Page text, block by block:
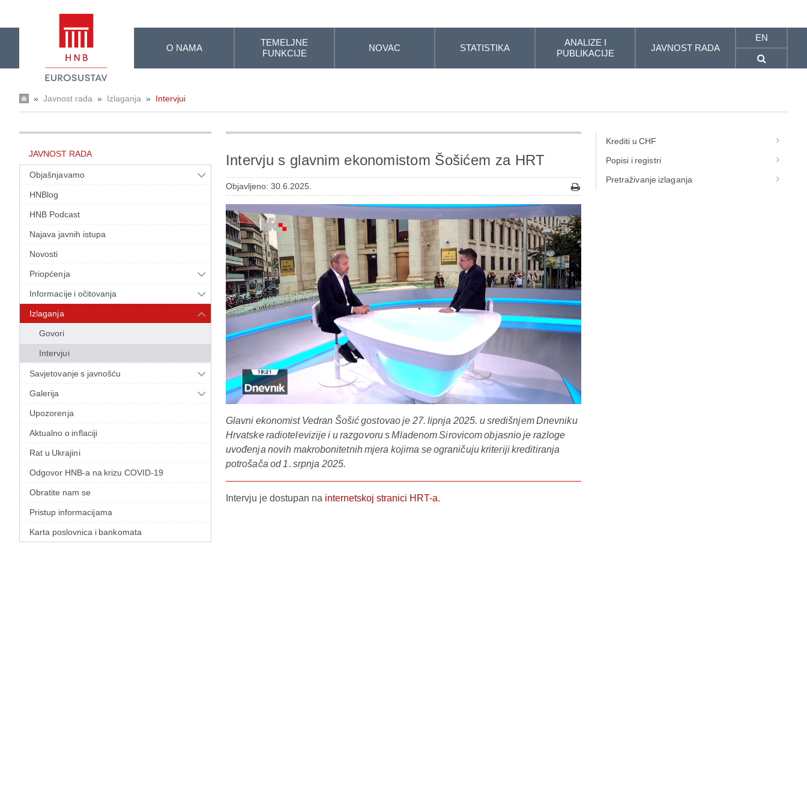
O NAMA
TEMELJNE
FUNKCIJE
NOVAC STATISTIKA
ANALIZE I
PUBLIKACIJE
JAVNOST RADA
EN
» Javnost rada » Izlaganja » Intervjui
JAVNOST RADA
Objašnjavamo
HNBlog
HNB Podcast
Najava javnih istupa
Novosti
Priopćenja
Informacije i očitovanja
Izlaganja
Govori
Intervjui
Savjetovanje s javnošću
Galerija
Upozorenja
Aktualno o inflaciji
Rat u Ukrajini
Odgovor HNB-a na krizu COVID-19
Obratite nam se
Pristup informacijama
Karta poslovnica i bankomata
Intervju s glavnim ekonomistom Šošićem za HRT
Objavljeno: 30.6.2025.
Glavni ekonomist Vedran Šošić gostovao je 27. lipnja 2025. u središnjem Dnevniku
Hrvatske radiotelevizije i u razgovoru s Mladenom Sirovicom objasnio je razloge
uvođenja novih makrobonitetnih mjera kojima se ograničuju kriteriji kreditiranja
potrošača od 1. srpnja 2025.
Intervju je dostupan na internetskoj stranici HRT-a.
Krediti u CHF
Popisi i registri
Pretraživanje izlaganja